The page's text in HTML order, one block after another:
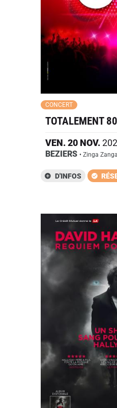
CONCERT
TOTALEMENT 80
VEN.20 NOV.
BEZIERS • Zinga Zanga
D'INFOS